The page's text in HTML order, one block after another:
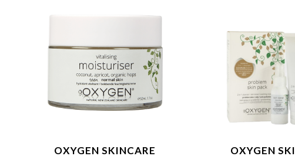
OXYGEN SKINCARE OXYGEN